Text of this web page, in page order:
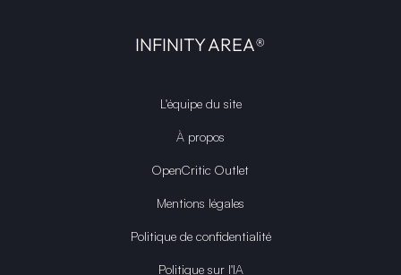
INFINITY AREA®
L'équipe du site
À propos
OpenCritic Outlet
Mentions légales
Politique de confidentialité
Politique sur l'IA